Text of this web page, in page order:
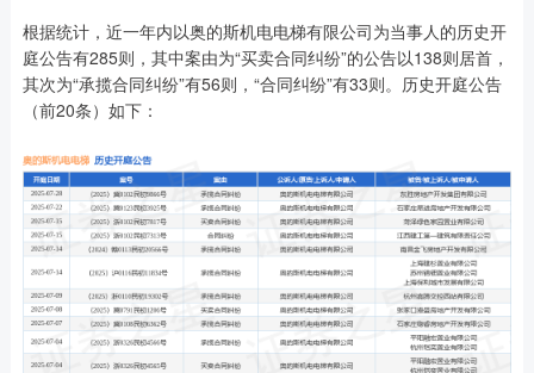
根据统计，近一年内以奥的斯机电电梯有限公司为当事人的历史开
庭公告有285则，其中案由为“买卖合同纠纷”的公告以138则居首，
其次为“承揽合同纠纷”有56则，“合同纠纷”有33则。历史开庭公告
（前20条）如下：